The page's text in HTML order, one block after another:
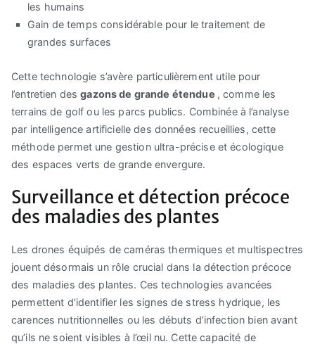
les humains
Gain de temps considérable pour le traitement de
grandes surfaces
Cette technologie s’avère particulièrement utile pour
l’entretien desgazons de grande étendue , comme les
terrains de golf ou les parcs publics. Combinée à l’analyse
par intelligence artificielle des données recueillies, cette
méthode permet une gestion ultra-précise et écologique
des espaces verts de grande envergure.
Surveillance et détection précoce
des maladies des plantes
Les drones équipés de caméras thermiques et multispectres
jouent désormais un rôle crucial dans la détection précoce
des maladies des plantes. Ces technologies avancées
permettent d’identifier les signes de stress hydrique, les
carences nutritionnelles ou les débuts d’infection bien avant
qu’ils ne soient visibles à l’œil nu. Cette capacité de